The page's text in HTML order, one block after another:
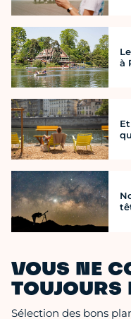
à
VOUS NE
TOUJOURS
Sélection des bons